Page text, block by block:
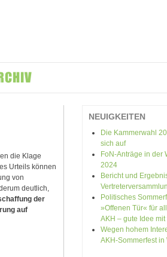
die Klage
Urteils können
von
deutlich,
der
auf
NEUIGKEITEN
Die Kammerwahl
sich auf
FoN-Anträge in der
2024
Bericht und
Politisches
»Offenen Tür« für
AKH – gute Idee
Wegen hohem
AKH-Sommerfest in